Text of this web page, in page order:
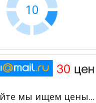
10
мы ищем цены...